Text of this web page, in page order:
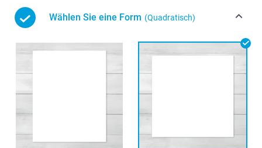
Wählen Sie eine Form (Quadratisch)